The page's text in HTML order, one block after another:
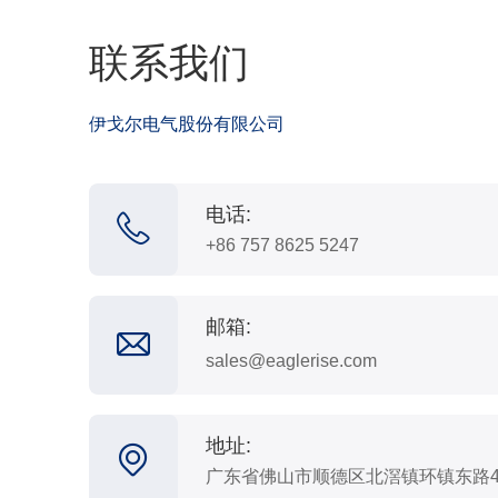
联系我们
伊戈尔电气股份有限公司
电话:
+86 757 8625 5247
邮箱:
sales@eaglerise.com
地址:
广东省佛山市顺德区北滘镇环镇东路